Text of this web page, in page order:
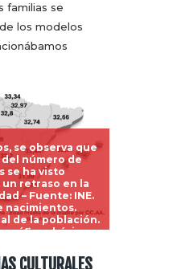
familias se
los modelos
se observa que
número de
se ha visto
un retraso en la
– Fuente: INE.
nacimientos.
de la población.
básicos.
CULTURALES